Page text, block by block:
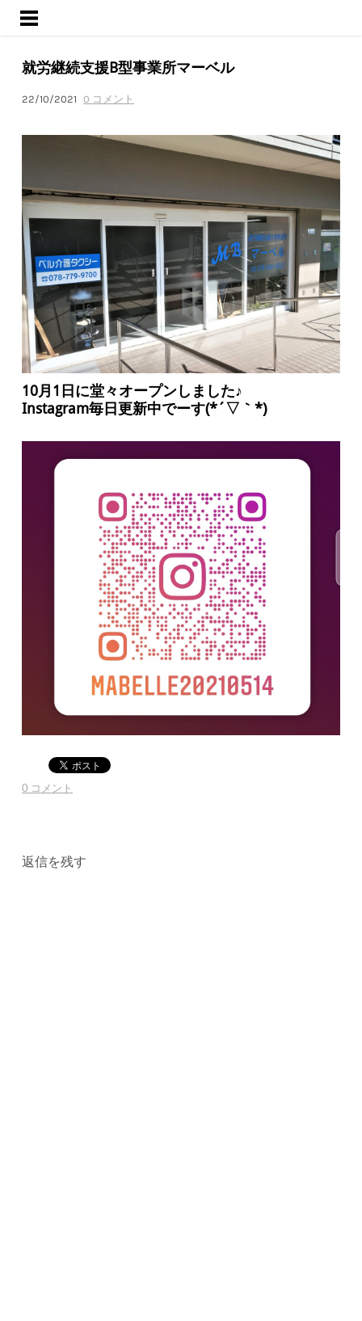
ようこそ
活動内容
ブログ
就労継続支援B型事業所マーベル
22/10/2021 0 コメント
10月1日に堂々オープンしました♪
Instagram毎日更新中でーす(*´▽｀*)
0 コメント
返信を残す